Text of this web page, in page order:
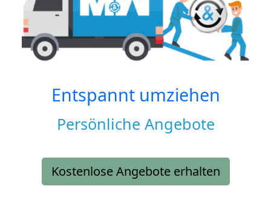
Entspannt umziehen
Persönliche Angebote
Kostenlose Angebote erhalten